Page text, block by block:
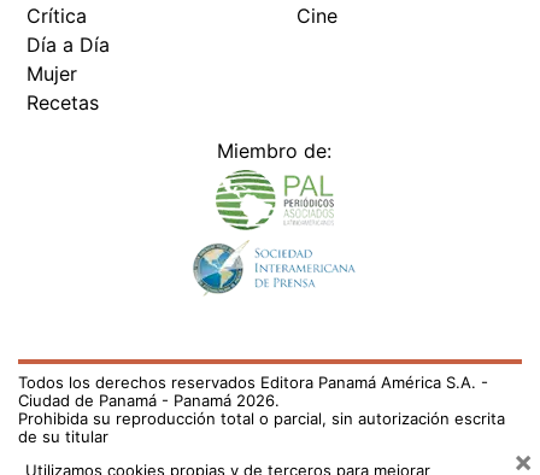
Crítica
Día a Día
Mujer
Recetas
Cine
Miembro de:
Todos los derechos reservados Editora Panamá América S.A. -
Ciudad de Panamá - Panamá 2026.
Prohibida su reproducción total o parcial, sin autorización escrita
de su titular
Utilizamos cookies propias y de terceros para mejorar
×